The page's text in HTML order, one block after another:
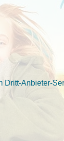
Dritt-Anbieter-